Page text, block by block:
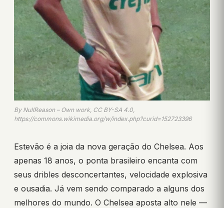
By NullReason – Own work, CC BY-SA 4.0,
https://commons.wikimedia.org/w/index.php?curid=152723396
Estevão é a joia da nova geração do Chelsea. Aos
apenas 18 anos, o ponta brasileiro encanta com
seus dribles desconcertantes, velocidade explosiva
e ousadia. Já vem sendo comparado a alguns dos
melhores do mundo. O Chelsea aposta alto nele —